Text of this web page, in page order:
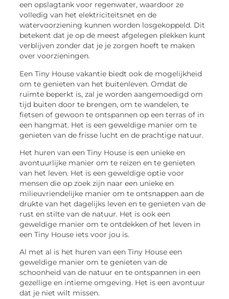
een opslagtank voor regenwater, waardoor ze
volledig van het elektriciteitsnet en de
watervoorziening kunnen worden losgekoppeld. Dit
betekent dat je op de meest afgelegen plekken kunt
verblijven zonder dat je je zorgen hoeft te maken
over voorzieningen.
Een Tiny House vakantie biedt ook de mogelijkheid
om te genieten van het buitenleven. Omdat de
ruimte beperkt is, zal je worden aangemoedigd om
tijd buiten door te brengen, om te wandelen, te
fietsen of gewoon te ontspannen op een terras of in
een hangmat. Het is een geweldige manier om te
genieten van de frisse lucht en de prachtige natuur.
Het huren van een Tiny House is een unieke en
avontuurlijke manier om te reizen en te genieten
van het leven. Het is een geweldige optie voor
mensen die op zoek zijn naar een unieke en
milieuvriendelijke manier om te ontsnappen aan de
drukte van het dagelijks leven en te genieten van de
rust en stilte van de natuur. Het is ook een
geweldige manier om te ontdekken of het leven in
een Tiny House iets voor jou is.
Al met al is het huren van een Tiny House een
geweldige manier om te genieten van de
schoonheid van de natuur en te ontspannen in een
gezellige en intieme omgeving. Het is een avontuur
dat je niet wilt missen.